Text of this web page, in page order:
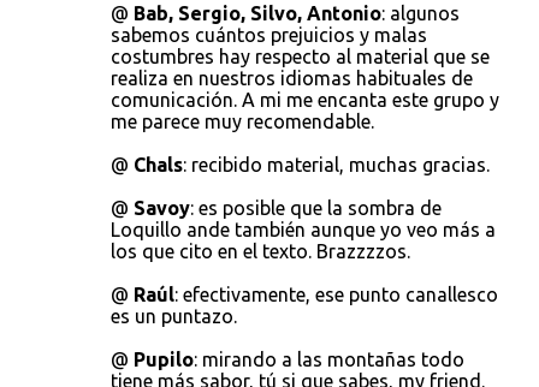
@ Bab, Sergio, Silvo, Antonio: algunos
sabemos cuántos prejuicios y malas
costumbres hay respecto al material que se
realiza en nuestros idiomas habituales de
comunicación. A mi me encanta este grupo y
me parece muy recomendable.
@ Chals: recibido material, muchas gracias.
@ Savoy: es posible que la sombra de
Loquillo ande también aunque yo veo más a
los que cito en el texto. Brazzzzos.
@ Raúl: efectivamente, ese punto canallesco
es un puntazo.
@ Pupilo: mirando a las montañas todo
tiene más sabor, tú si que sabes, my friend.